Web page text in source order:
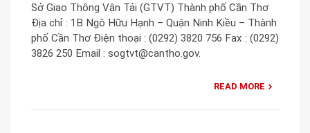
Sở Giao Thông Vận Tải (GTVT) Thành phố Cần Thơ
Địa chỉ : 1B Ngô Hữu Hạnh – Quận Ninh Kiều – Thành
phố Cần Thơ Điện thoại : (0292) 3820 756 Fax : (0292)
3826 250 Email : sogtvt@cantho.gov.
READ MORE